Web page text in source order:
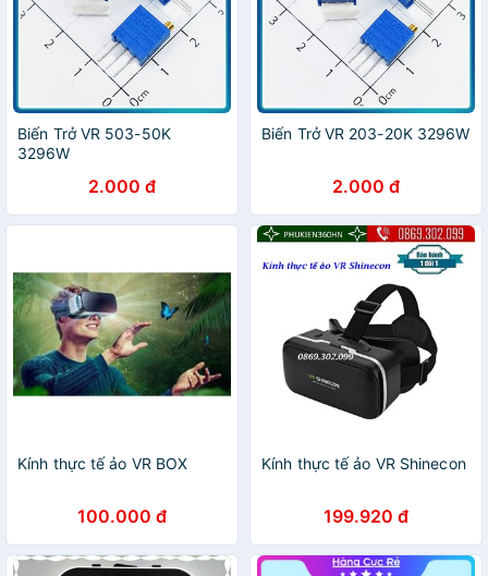
Biến Trở VR 503-50K
3296W
2.000 đ
Biến Trở VR 203-20K 3296W
2.000 đ
Kính thực tế ảo VR BOX
100.000 đ
Kính thực tế ảo VR Shinecon
199.920 đ